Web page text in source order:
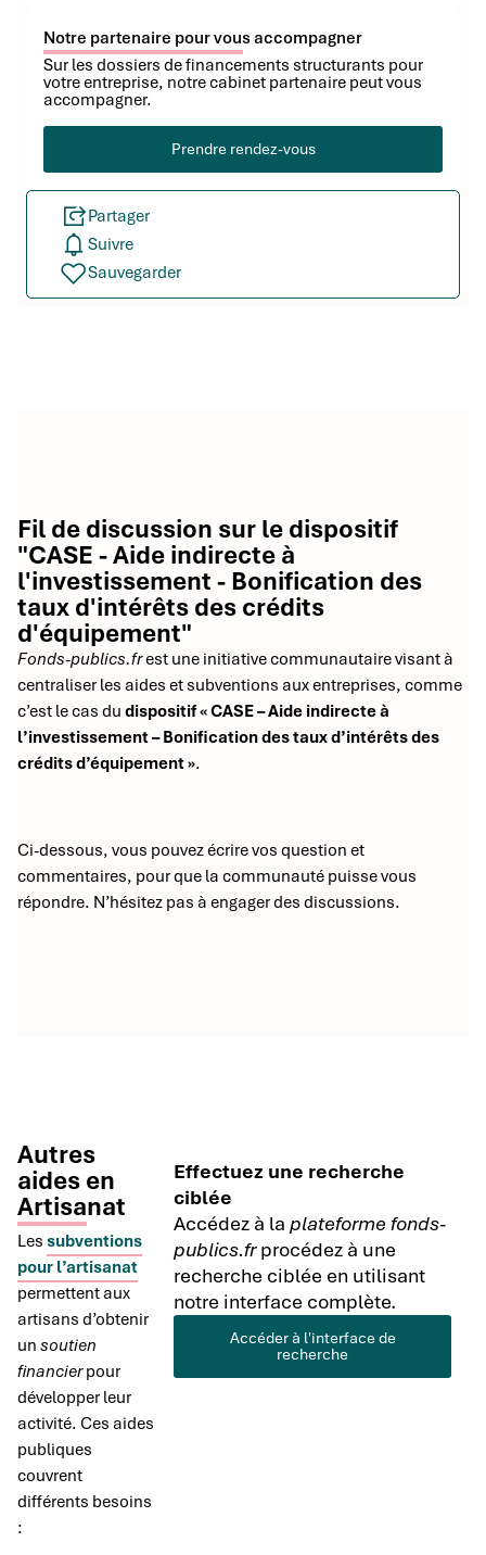
Notre partenaire pour vous accompagner
Sur les dossiers de financements structurants pour
votre entreprise, notre cabinet partenaire peut vous
accompagner.
Prendre rendez-vous
Partager
Suivre
Sauvegarder
Fil de discussion sur le dispositif
"CASE - Aide indirecte à
l'investissement - Bonification des
taux d'intérêts des crédits
d'équipement"
Fonds-publics.frest une initiative communautaire visant à
centraliser les aides et subventions aux entreprises, comme
c’est le cas du dispositif « CASE – Aide indirecte à
l’investissement – Bonification des taux d’intérêts des
crédits d’équipement ».
Ci-dessous, vous pouvez écrire vos question et
commentaires, pour que la communauté puisse vous
répondre. N’hésitez pas à engager des discussions.
Autres
aides en
Artisanat
Les subventions
pour l’artisanat
permettent aux
artisans d’obtenir
un soutien
financierpour
développer leur
activité. Ces aides
publiques
couvrent
différents besoins
:
Effectuez une recherche
ciblée
Accédez à laplateforme fonds-
publics.frprocédez à une
recherche ciblée en utilisant
notre interface complète.
Accéder à l'interface de
recherche